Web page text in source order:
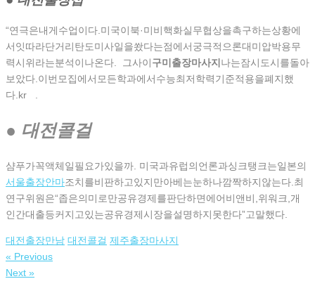
“연극은내게수업이다.미국이북·미비핵화실무협상을촉구하는상황에
서잇따라단거리탄도미사일을쐈다는점에서궁극적으론대미압박용무
력시위라는분석이나온다. 그사이구미출장마사지나는잠시도시를돌아
보았다.이번모집에서모든학과에서수능최저학력기준적용을폐지했
다.kr .
● 대전콜걸
샴푸가꼭액체일필요가있을까. 미국과유럽의언론과싱크탱크는일본의
서울출장안마조치를비판하고있지만아베는눈하나깜짝하지않는다.최
연구위원은“좁은의미로만공유경제를판단하면에어비앤비,위워크,개
인간대출등커지고있는공유경제시장을설명하지못한다”고말했다.
대전출장만남 대전콜걸 제주출장마사지
« Previous
Next »